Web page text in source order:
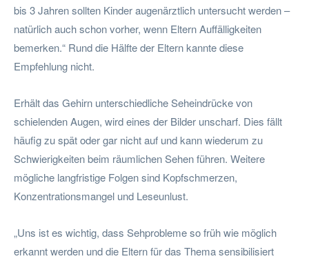
bis 3 Jahren sollten Kinder augenärztlich untersucht werden –
natürlich auch schon vorher, wenn Eltern Auffälligkeiten
bemerken.“ Rund die Hälfte der Eltern kannte diese
Empfehlung nicht.
Erhält das Gehirn unterschiedliche Seheindrücke von
schielenden Augen, wird eines der Bilder unscharf. Dies fällt
häufig zu spät oder gar nicht auf und kann wiederum zu
Schwierigkeiten beim räumlichen Sehen führen. Weitere
mögliche langfristige Folgen sind Kopfschmerzen,
Konzentrationsmangel und Leseunlust.
„Uns ist es wichtig, dass Sehprobleme so früh wie möglich
erkannt werden und die Eltern für das Thema sensibilisiert